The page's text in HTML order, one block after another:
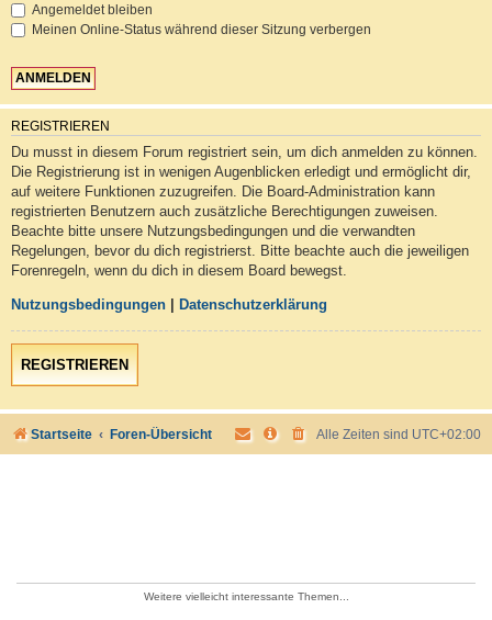
Angemeldet bleiben
Meinen Online-Status während dieser Sitzung verbergen
REGISTRIEREN
Du musst in diesem Forum registriert sein, um dich anmelden zu können.
Die Registrierung ist in wenigen Augenblicken erledigt und ermöglicht dir,
auf weitere Funktionen zuzugreifen. Die Board-Administration kann
registrierten Benutzern auch zusätzliche Berechtigungen zuweisen.
Beachte bitte unsere Nutzungsbedingungen und die verwandten
Regelungen, bevor du dich registrierst. Bitte beachte auch die jeweiligen
Forenregeln, wenn du dich in diesem Board bewegst.
Nutzungsbedingungen Datenschutzerklärung
REGISTRIEREN
Startseite Foren-Übersicht Alle Zeiten sind UTC+02:00
Weitere vielleicht interessante Themen...